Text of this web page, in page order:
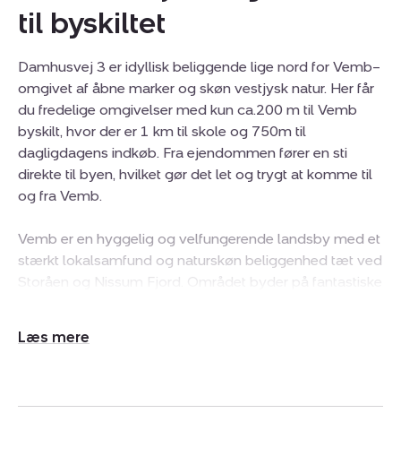
til byskiltet
Damhusvej 3 er idyllisk beliggende lige nord for Vemb–
omgivet af åbne marker og skøn vestjysk natur. Her får
du fredelige omgivelser med kun ca.200 m til Vemb
byskilt, hvor der er 1 km til skole og 750m til
dagligdagens indkøb. Fra ejendommen fører en sti
direkte til byen, hvilket gør det let og trygt at komme til
og fra Vemb.
Vemb er en hyggelig og velfungerende landsby med et
stærkt lokalsamfund og naturskøn beliggenhed tæt ved
Storåen og Nissum Fjord. Området byder på fantastiske
specialforretninger og gode fritidstilbud, ligesom der er
om foredrag, arrangementer og skiftende udstillinger